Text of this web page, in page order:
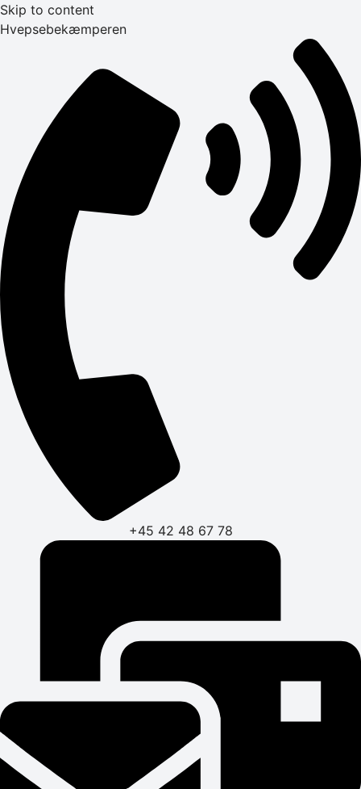
Skip to content
Hvepsebekæmperen
+45 42 48 67 78